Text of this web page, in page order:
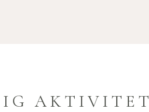
AKTIVITET